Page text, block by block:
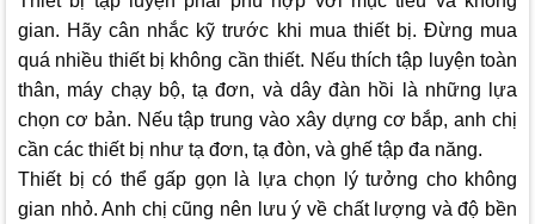
gian. Hãy cân nhắc kỹ trước khi mua thiết bị. Đừng mua
quá nhiều thiết bị không cần thiết. Nếu thích tập luyện toàn
thân, máy chạy bộ, tạ đơn, và dây đàn hồi là những lựa
chọn cơ bản. Nếu tập trung vào xây dựng cơ bắp, anh chị
cần các thiết bị như tạ đơn, tạ đòn, và ghế tập đa năng.
Thiết bị có thể gấp gọn là lựa chọn lý tưởng cho không
gian nhỏ. Anh chị cũng nên lưu ý về chất lượng và độ bền